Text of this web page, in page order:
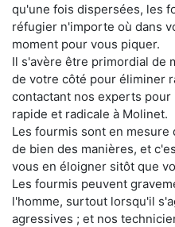
qu'une fois dispersées, les
réfugier n'importe où dans
moment pour vous piquer.
Il s'avère être primordial de
de votre côté pour éliminer
contactant nos experts
rapide et radicale à Molinet.
Les fourmis sont en
de bien des manières, et
vous en éloigner sitôt que
Les fourmis peuvent
l'homme, surtout lorsqu'il
agressives ; et nos